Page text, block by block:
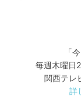
「
毎週木曜日
関西テレ
詳